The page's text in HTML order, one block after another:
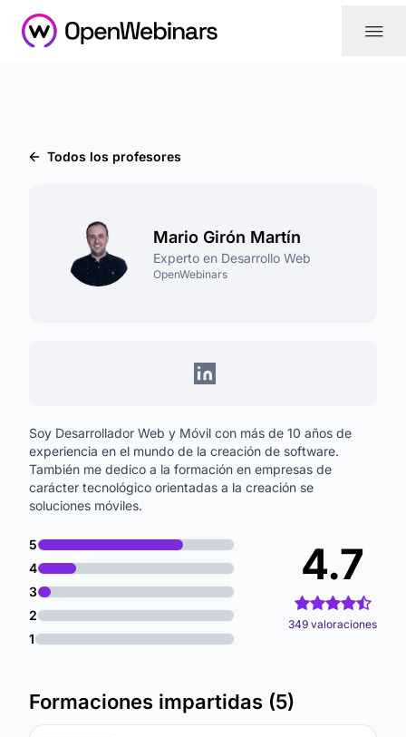
|||
Todos los profesores
Mario Girón Martín
Experto en Desarrollo Web
OpenWebinars
Soy Desarrollador Web y Móvil con más de 10 años de
experiencia en el mundo de la creación de software.
También me dedico a la formación en empresas de
carácter tecnológico orientadas a la creación se
soluciones móviles.
4.7
349 valoraciones
5
4
3
2
1
Formaciones impartidas (5)